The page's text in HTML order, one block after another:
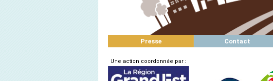
Presse Contact
Une action coordonnée par :